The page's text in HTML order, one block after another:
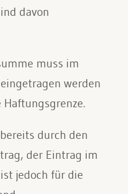
davon
muss im
werden
durch den
der Eintrag im
jedoch für die